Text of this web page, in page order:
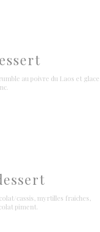
au poivre du Laos et glace
cassis, myrtilles fraiches,
piment.